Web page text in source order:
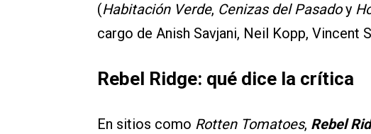
(Habitación Verde, Cenizas del Pasadoy
cargo de Anish Savjani, Neil Kopp, Vincent
Rebel Ridge: qué dice la crítica
En sitios como Rotten Tomatoes, Rebel